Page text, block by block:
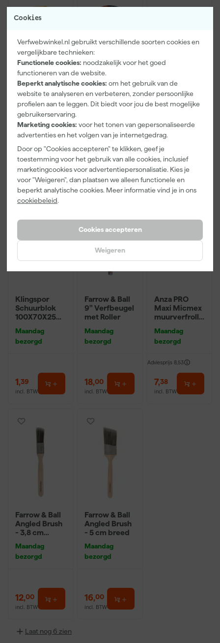
Cookies
Verfwebwinkel.nl gebruikt verschillende soorten cookies en
vergelijkbare technieken:
Functionele cookies: noodzakelijk voor het goed
functioneren van de website.
Beperkt analytische cookies: om het gebruik van de
website te analyseren en verbeteren, zonder persoonlijke
profielen aan te leggen. Dit biedt voor jou de best mogelijke
gebruikerservaring.
Marketing cookies: voor het tonen van gepersonaliseerde
advertenties en het volgen van je internetgedrag.
Door op "Cookies accepteren" te klikken, geef je
toestemming voor het gebruik van alle cookies, inclusief
marketingcookies voor advertentiepersonalisatie. Kies je
voor "Weigeren", dan plaatsen we alleen functionele en
beperkt analytische cookies. Meer informatie vind je in ons
cookiebeleid.
Cookies accepteren
Weigeren
Paintura
Lucamax
Washi tape -
50mx24mm
Maandag
bezorgd
Adviesprijs 6,00
3, 99
incl. BTW
Farrow & Ball
F&B
Kleurenwaaie
bezorgd
22,
incl. BTW
Go!Paint Roll
And Go
Verfbak -
12cm Roller -
Inzetbakken
bezorgd
3,99
incl. BTW
Klingspor
Schuurblok
100X70X25m
P220
Maandag
bezorgd
1,39
incl. BTW
Farrow & Ball
9" Verfbeugel
met Roller
Maandag
bezorgd
18,00
incl. BTW
Anza PRO
Maxi Micmex
muurverfrolle
Maandag
bezorgd
Adviesprijs 8,53
7,38
incl. BTW
Farrow & Ball
Angled Brush
- 3,8 cm
Maandag
bezorgd
12,00
incl. BTW
Farrow & Ball
Angled Brush
- 5 cm breed
Maandag
bezorgd
16,00
incl. BTW
Laat nog 6 zien